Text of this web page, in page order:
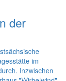
der
im
Inzwischen